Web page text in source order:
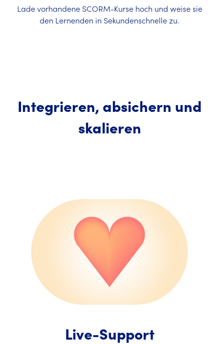
Lade vorhandene SCORM-Kurse hoch und weise sie
den Lernenden in Sekundenschnelle zu.
Integrieren, absichern und
skalieren
Live-Support